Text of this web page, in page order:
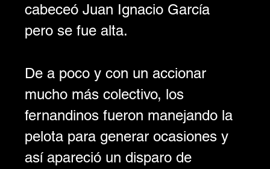
cabeceó Juan Ignacio García
pero se fue alta.
De a poco y con un accionar
mucho más colectivo, los
fernandinos fueron manejando la
pelota para generar ocasiones y
así apareció un disparo de